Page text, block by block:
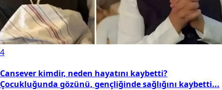
4
Cansever kimdir, neden hayatını kaybetti?
Çocukluğunda gözünü, gençliğinde sağlığını kaybetti...